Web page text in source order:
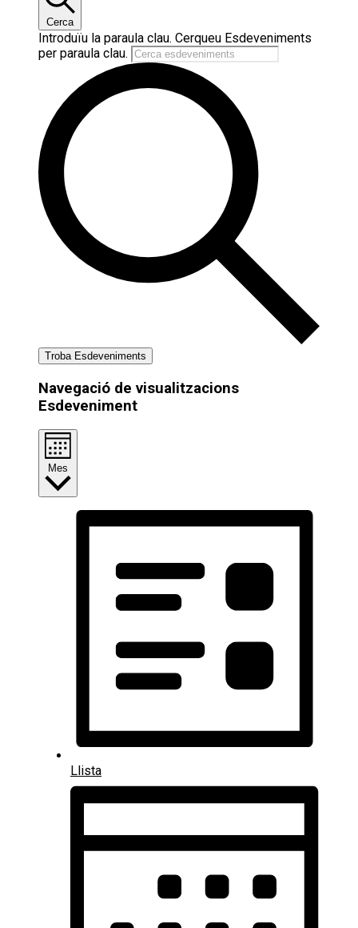
Cerca
Introduïu la paraula clau. Cerqueu Esdeveniments
per paraula clau.
Troba Esdeveniments
Navegació de visualitzacions
Esdeveniment
Mes
Llista